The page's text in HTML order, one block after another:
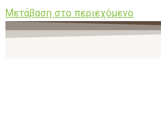
Μετάβαση στο περιεχόμενο